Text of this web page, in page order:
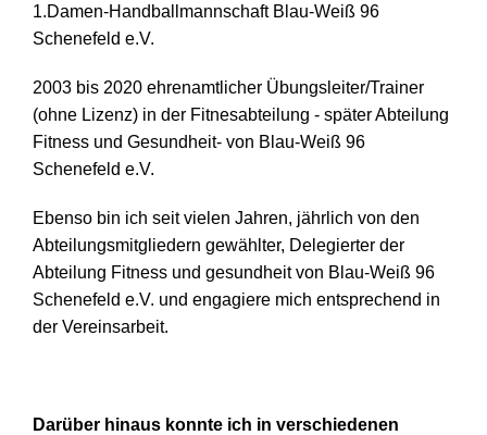
1.Damen-Handballmannschaft Blau-Weiß 96
Schenefeld e.V.
2003 bis 2020 ehrenamtlicher Übungsleiter/Trainer
(ohne Lizenz) in der Fitnesabteilung - später Abteilung
Fitness und Gesundheit- von Blau-Weiß 96
Schenefeld e.V.
Ebenso bin ich seit vielen Jahren, jährlich von den
Abteilungsmitgliedern gewählter, Delegierter der
Abteilung Fitness und gesundheit von Blau-Weiß 96
Schenefeld e.V. und engagiere mich entsprechend in
der Vereinsarbeit.
Darüber hinaus konnte ich in verschiedenen